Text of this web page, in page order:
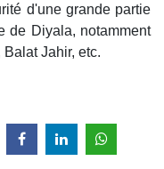
d'une grande partie
de Diyala, notamment
Jahir, etc.